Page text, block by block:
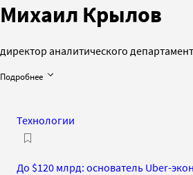
Михаил Крылов
директор аналитического
Подробнее
Технологии
До $120 млрд: основатель Uber-